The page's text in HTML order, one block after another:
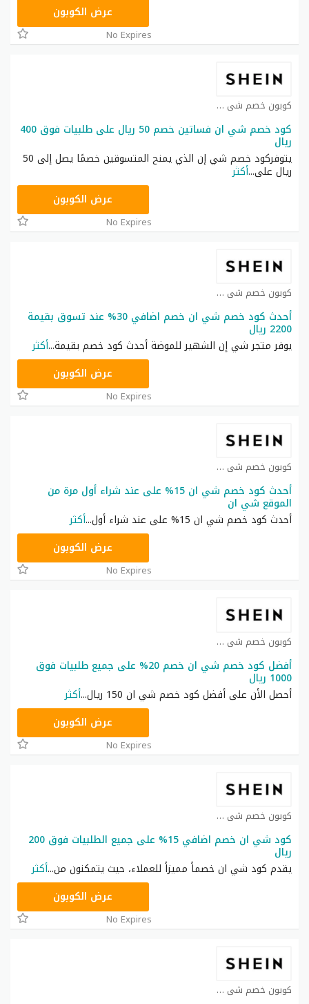
عرض الكوبون
No Expires
كوبون خصم شي ان كوبون
كود خصم شي ان فساتين خصم 50 ريال على طلبيات فوق 400
ريال
يتوفركود خصم شي إن الذي يمنح المتسوقين خصمًا يصل إلى 50
ريال على...أكثر
عرض الكوبون
No Expires
كوبون خصم شي ان كوبون
أحدث كود خصم شي ان خصم اضافي 30% عند تسوق بقيمة
2200 ريال
يوفر متجر شي إن الشهير للموضة أحدث كود خصم بقيمة...أكثر
عرض الكوبون
No Expires
كوبون خصم شي ان كوبون
أحدث كود خصم شي ان 15% على عند شراء أول مرة من
الموقع شي ان
أحدث كود خصم شي ان 15% على عند شراء أول
...أكثر
عرض الكوبون
No Expires
كوبون خصم شي ان كوبون
أفضل كود خصم شي ان خصم 20% على جميع طلبيات فوق
1000 ريال
أحصل الأن على أفضل كود خصم شي ان 150 ريال
...أكثر
عرض الكوبون
No Expires
كوبون خصم شي ان كوبون
كود شي ان خصم اضافي 15% على جميع الطلبيات فوق 200
ريال
يقدم كود شي ان خصماً مميزاً للعملاء، حيث يتمكنون من...أكثر
عرض الكوبون
No Expires
كوبون خصم شي ان كوبون